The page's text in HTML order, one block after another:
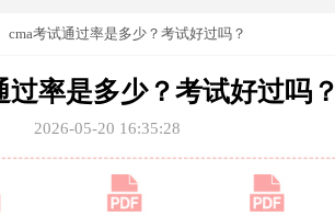
cma考试通过率是多少？考试好过吗？
过率是多少？考试好过吗？
2026-05-20 16:35:28